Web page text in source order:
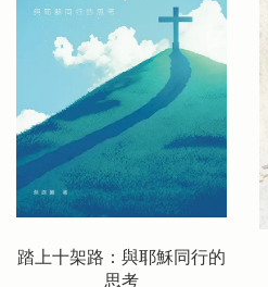
踏上十架路：與耶穌同行的
思考